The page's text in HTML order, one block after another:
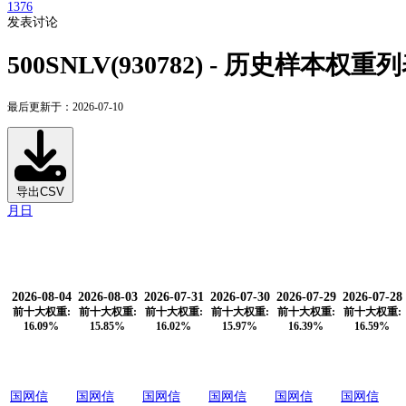
1376
发表讨论
500SNLV(930782) - 历史样本权重
最后更新于：2026-07-10
导出CSV
月 日
2026-08-04
前十大权重:
16.09%
2026-08-03
前十大权重:
15.85%
2026-07-31
前十大权重:
16.02%
2026-07-30
前十大权重:
15.97%
2026-07-29
前十大权重:
16.39%
2026-07-28
前十大权重:
16.59%
国网信
国网信
国网信
国网信
国网信
国网信